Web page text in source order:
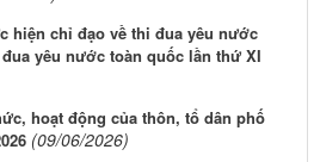
hiện chỉ đạo về thi đua yêu nước
yêu nước toàn quốc lần thứ XI
hoạt động của thôn, tổ dân phố
(09/06/2026)